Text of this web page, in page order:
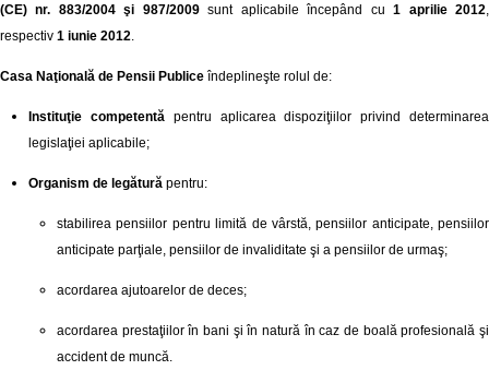
(CE) nr. 883/2004 şi 987/2009sunt aplicabile începând cu1 aprilie 2012,
respectiv 1 iunie 2012.
Casa Naţională de Pensii Publice îndeplineşte rolul de:
Instituţie competentăpentru aplicarea dispoziţiilor privind determinarea
legislaţiei aplicabile;
Organism de legătură pentru:
stabilirea pensiilor pentru limită de vârstă, pensiilor anticipate, pensiilor
anticipate parţiale, pensiilor de invaliditate şi a pensiilor de urmaş;
acordarea ajutoarelor de deces;
acordarea prestaţiilor în bani şi în natură în caz de boală profesională şi
accident de muncă.